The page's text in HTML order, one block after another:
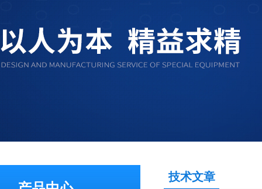
技术文章